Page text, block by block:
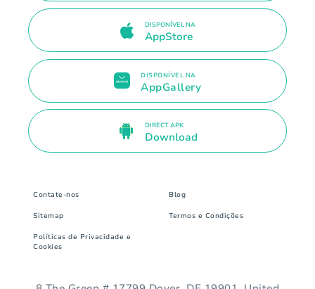
DISPONÍVEL NA
AppStore
DISPONÍVEL NA
AppGallery
DIRECT APK
Download
Contate-nos Blog
Sitemap Termos e Condições
Políticas de Privacidade e
Cookies